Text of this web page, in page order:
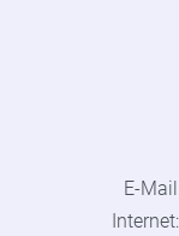
E-
Internet: